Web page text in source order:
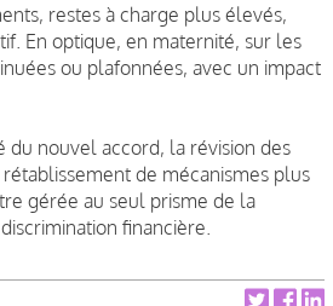
restes à charge plus élevés,
En optique, en maternité, sur les
ou plafonnées, avec un impact
du nouvel accord, la révision des
de mécanismes plus
gérée au seul prisme de la
financière.